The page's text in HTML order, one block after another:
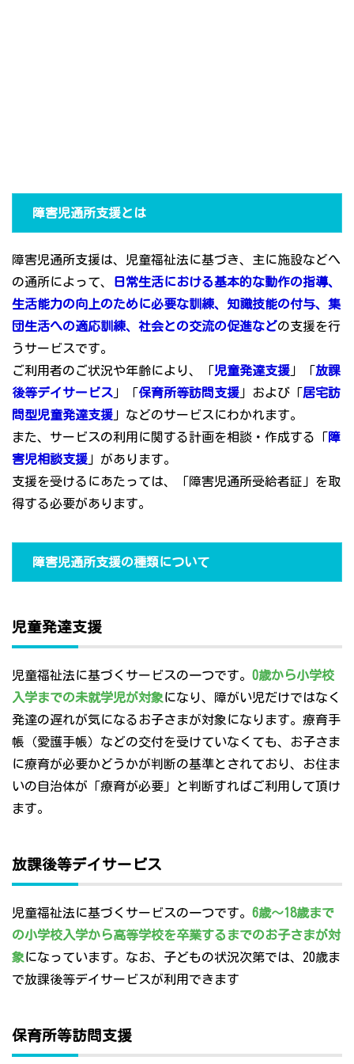
障害児通所支援とは
障害児通所支援は、児童福祉法に基づき、主に施設などへ
の通所によって、
日常生活における基本的な動作の指導、
生活能力の向上のために必要な訓練、知識技能の付与、集
団生活への適応訓練、社会との交流の促進などの支援を行
うサービスです。
ご利用者のご状況や年齢により、「児童発達支援 」「放課
後等デイサービス 」「保育所等訪問支援 」および「居宅訪
問型児童発達支援 」などのサービスにわかれます。
また、サービスの利用に関する計画を相談・作成する「障
害児相談支援 」があります。
支援を受けるにあたっては、「障害児通所受給者証」を取
得する必要があります。
障害児通所支援の種類について
児童発達支援
児童福祉法に基づくサービスの一つです。 0歳から小学校
入学までの未就学児が対象になり、障がい児だけではなく
発達の遅れが気になるお子さまが対象になります。療育手
帳（愛護手帳）などの交付を受けていなくても、お子さま
に療育が必要かどうかが判断の基準とされており、お住ま
いの自治体が「療育が必要」と判断すればご利用して頂け
ます。
放課後等デイサービス
児童福祉法に基づくサービスの一つです。 6歳～18歳まで
の小学校入学から高等学校を卒業するまでのお子さまが対
象になっています。なお、子どもの状況次第では、20歳ま
で放課後等デイサービスが利用できます
保育所等訪問支援